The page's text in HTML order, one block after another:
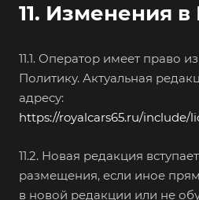
11. Изменения
11.1. Оператор имеет право
Политику. Актуальная
адресу:
https://royalcars65.ru/include/
11.2. Новая редакция
размещения, если иное
в новой редакции или не